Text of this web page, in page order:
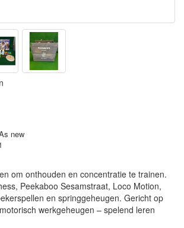
new
om onthouden en concentratie te trainen.
Peekaboo Sesamstraat, Loco Motion,
en springgeheugen. Gericht op
werkgeheugen – spelend leren